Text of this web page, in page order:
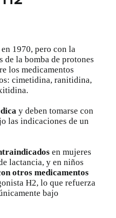
1970, pero con la
la bomba de protones
los medicamentos
cimetidina, ranitidina,
y deben tomarse con
las indicaciones de un
en mujeres
lactancia, y en niños
otros medicamentos
H2, lo que refuerza
bajo